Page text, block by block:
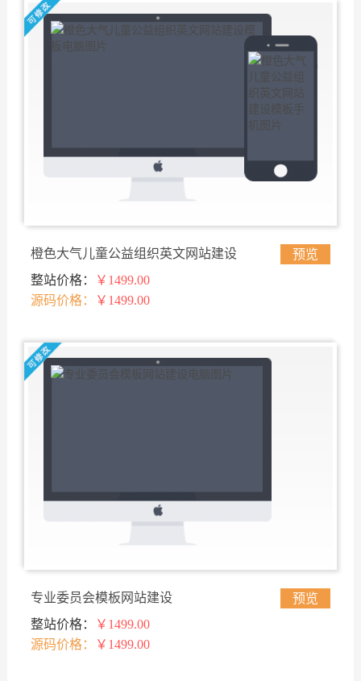
橙色大气儿童公益组织英文网站建设
模板
预览
整站价格：
￥1499.00
源码价格：
￥1499.00
专业委员会模板网站建设
预览
整站价格：
￥1499.00
源码价格：
￥1499.00